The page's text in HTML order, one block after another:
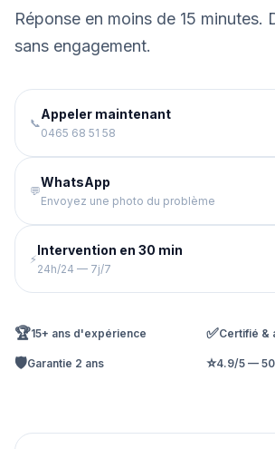
Réponse en moins de 15 minutes.
sans engagement.
📞
Appeler maintenant
0465 68 51 58
💬
WhatsApp
Envoyez une photo du problème
⚡
Intervention en 30 min
24h/24 — 7j/7
🏆15+ ans d'expérience ✅Certifié &
🛡️Garantie 2 ans ⭐4.9/5 —